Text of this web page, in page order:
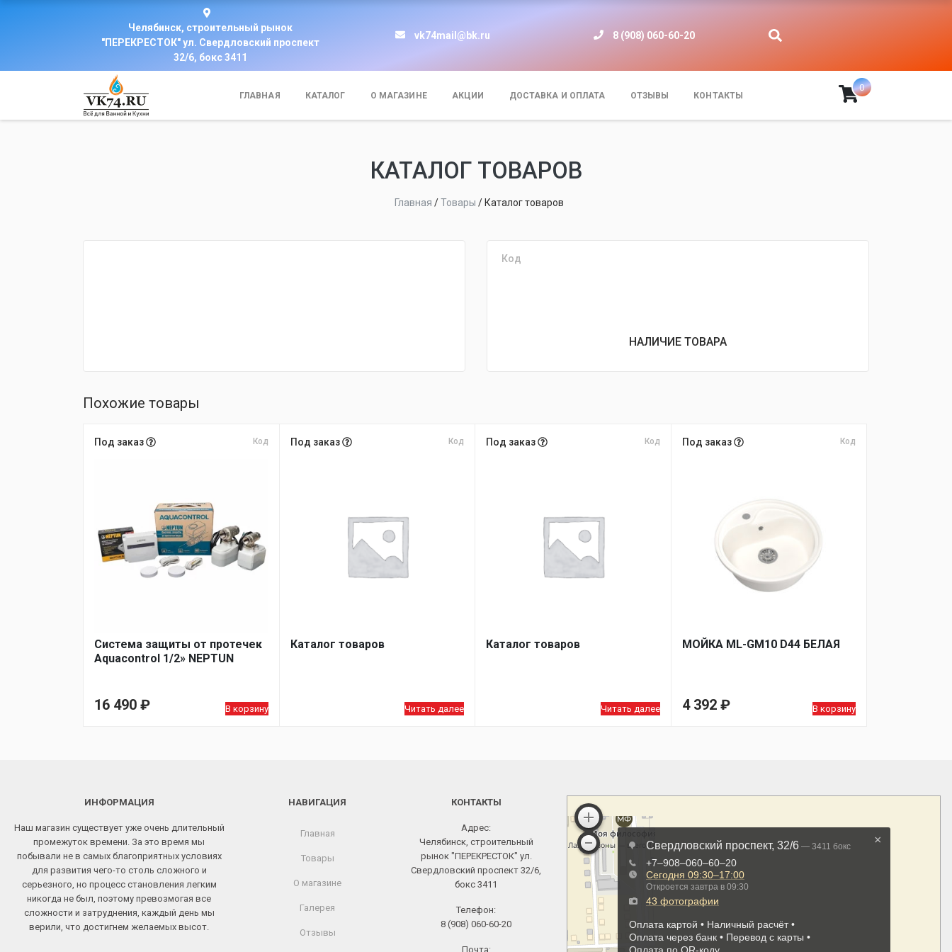
Челябинск, строительный рынок
"ПЕРЕКРЕСТОК" ул. Свердловский проспект
32/6, бокс 3411
vk74mail@bk.ru 8 (908) 060-60-20
ГЛАВНАЯ КАТАЛОГ О МАГАЗИНЕ АКЦИИ ДОСТАВКА И ОПЛАТА ОТЗЫВЫ КОНТАКТЫ
0
КАТАЛОГ ТОВАРОВ
Главная /Товары / Каталог товаров
Код
НАЛИЧИЕ ТОВАРА
Похожие товары
Под заказ Код
Система защиты от протечек
Aquacontrol 1/2» NEPTUN
16 490 ₽ В корзину
Под заказ Код
Каталог товаров
Читать далее
Под заказ Код
Каталог товаров
Читать далее
Под заказ Код
МОЙКA ML-GM10 D44 БЕЛАЯ
4 392 ₽ В корзину
ИНФОРМАЦИЯ
Наш магазин существует уже очень длительный
промежуток времени. За это время мы
побывали не в самых благоприятных условиях
для развития чего-то столь сложного и
серьезного, но процесс становления легким
никогда не был, поэтому превозмогая все
сложности и затруднения, каждый день мы
верили, что достигнем желаемых высот.
НАВИГАЦИЯ
Главная
Товары
О магазине
Галерея
Отзывы
КОНТАКТЫ
Адрес:
Челябинск, строительный
рынок "ПЕРЕКРЕСТОК" ул.
Свердловский проспект 32/6,
бокс 3411
Телефон:
8 (908) 060-60-20
Почта: